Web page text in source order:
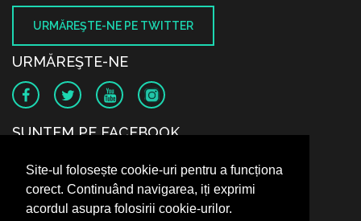
Site-ul folosește cookie-uri pentru a funcționa
corect. Continuând navigarea, iți exprimi
acordul asupra folosirii cookie-urilor.
URMĂREŞTE-NE PE TWITTER
URMĂREŞTE-NE
SUNTEM PE FACEBOOK